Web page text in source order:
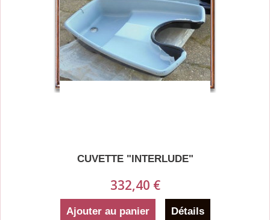
CUVETTE "INTERLUDE"
332,40 €
Ajouter au panier Détails